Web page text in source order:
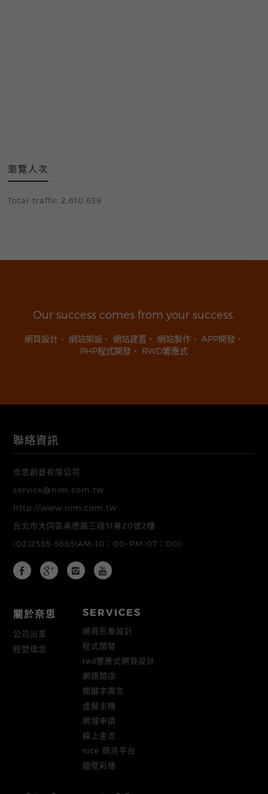
瀏覽人次
Total traffic 2,610,639
Our success comes from your success.
網頁設計 、 網站架設 、 網站建置 、 網站製作 、 APP開發 、
PHP程式開發 、 RWD響應式
聯絡資訊
奈思創藝有限公司
service@nim.com.tw
http://www.nim.com.tw
台北市大同區承德路三段51巷20號2樓
(02)2585-5865(AM-10：00~PM-07：00)
關於奈思
公司沿革
經營理念
SERVICES
網頁形象設計
程式開發
rwd響應式網頁設計
網路開店
關鍵字廣告
虛擬主機
網域申請
線上金流
nice 簡訊平台
牆壁彩繪